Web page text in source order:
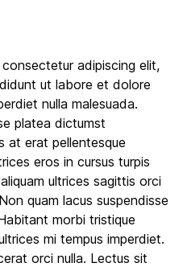
adipiscing elit,
ut labore et dolore
nulla malesuada.
platea dictumst
at erat pellentesque
eros in cursus turpis
ultrices sagittis orci
quam lacus suspendisse
morbi tristique
mi tempus imperdiet.
orci nulla. Lectus sit